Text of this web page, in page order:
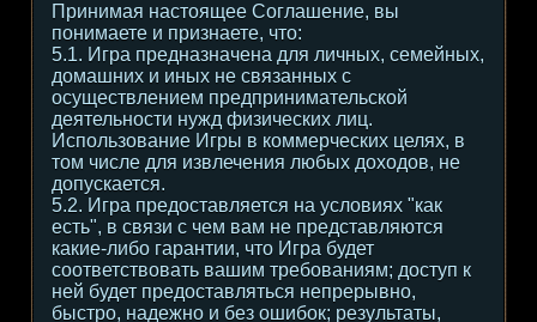
Принимая настоящее Соглашение, вы
понимаете и признаете, что:
5.1. Игра предназначена для личных, семейных,
домашних и иных не связанных с
осуществлением предпринимательской
деятельности нужд физических лиц.
Использование Игры в коммерческих целях, в
том числе для извлечения любых доходов, не
допускается.
5.2. Игра предоставляется на условиях "как
есть", в связи с чем вам не представляются
какие-либо гарантии, что Игра будет
соответствовать вашим требованиям; доступ к
ней будет предоставляться непрерывно,
быстро, надежно и без ошибок; результаты,